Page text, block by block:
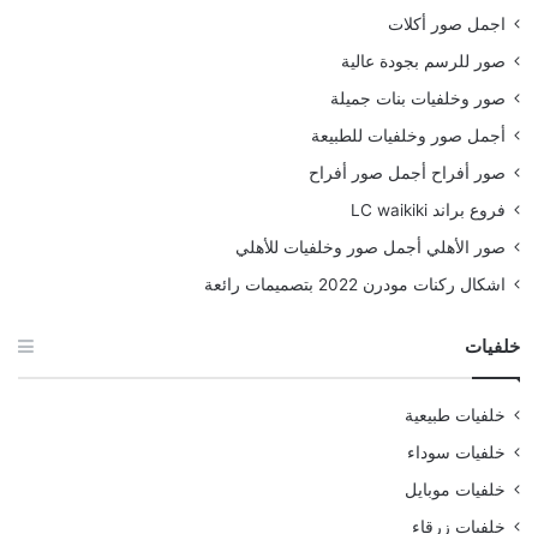
اجمل صور أكلات
صور للرسم بجودة عالية
صور وخلفيات بنات جميلة
أجمل صور وخلفيات للطبيعة
صور أفراح أجمل صور أفراح
فروع براند LC waikiki
صور الأهلي أجمل صور وخلفيات للأهلي
اشكال ركنات مودرن 2022 بتصميمات رائعة
خلفيات
خلفيات طبيعية
خلفيات سوداء
خلفيات موبايل
خلفيات زرقاء